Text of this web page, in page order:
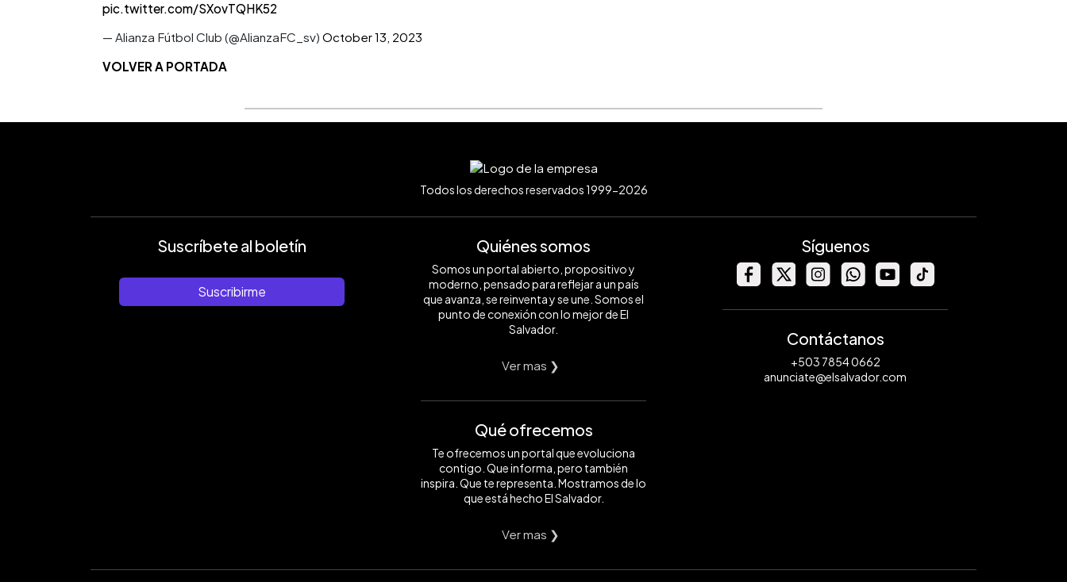
pic.twitter.com/SXovTQHK52
— Alianza Fútbol Club (@AlianzaFC_sv) October 13, 2023
VOLVER A PORTADA
Todos los derechos reservados 1999-2026
Suscríbete al boletín
Suscribirme
Quiénes somos
Somos un portal abierto, propositivo y
moderno, pensado para reflejar a un país
que avanza, se reinventa y se une. Somos el
punto de conexión con lo mejor de El
Salvador.
Ver mas ❯
Qué ofrecemos
Te ofrecemos un portal que evoluciona
contigo. Que informa, pero también
inspira. Que te representa. Mostramos de lo
que está hecho El Salvador.
Ver mas ❯
Síguenos
Contáctanos
+503 7854 0662
anunciate@elsalvador.com